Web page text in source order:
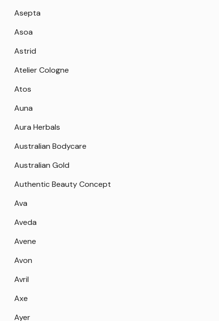
Asepta
Asoa
Astrid
Atelier Cologne
Atos
Auna
Aura Herbals
Australian Bodycare
Australian Gold
Authentic Beauty Concept
Ava
Aveda
Avene
Avon
Avril
Axe
Ayer